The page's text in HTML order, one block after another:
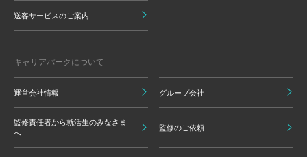
送客サービスのご案内
キャリアパークについて
運営会社情報 グループ会社
監修責任者から就活生のみなさま
へ
監修のご依頼